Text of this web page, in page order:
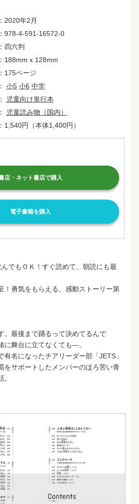
2020年2月
978-4-591-16572-0
四六判
188mm x 128mm
175ページ
小5 小6 中学
児童向け単行本
児童読み物（国内）
1,540円（本体1,400円）
店・ネット書店で購入
電子書籍を購入
でもＯＫ！すぐ読めて、朝読にも最
！勇気をもらえる、感動ストーリー第
。最後まで踊るって決めてるんで
に舞台に立てなくても―。
名になったチアリーダー部「JETS」
をサポートしたメンバーのほろ苦い青